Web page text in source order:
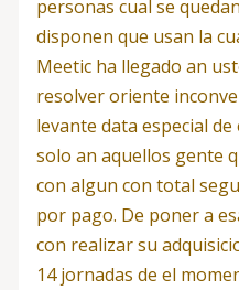
personas cual se
disponen que usan la
Meetic ha llegado an
resolver oriente
levante data especial
solo an aquellos gente
con algun con total
por pago. De poner a
con realizar su
14 jornadas de el